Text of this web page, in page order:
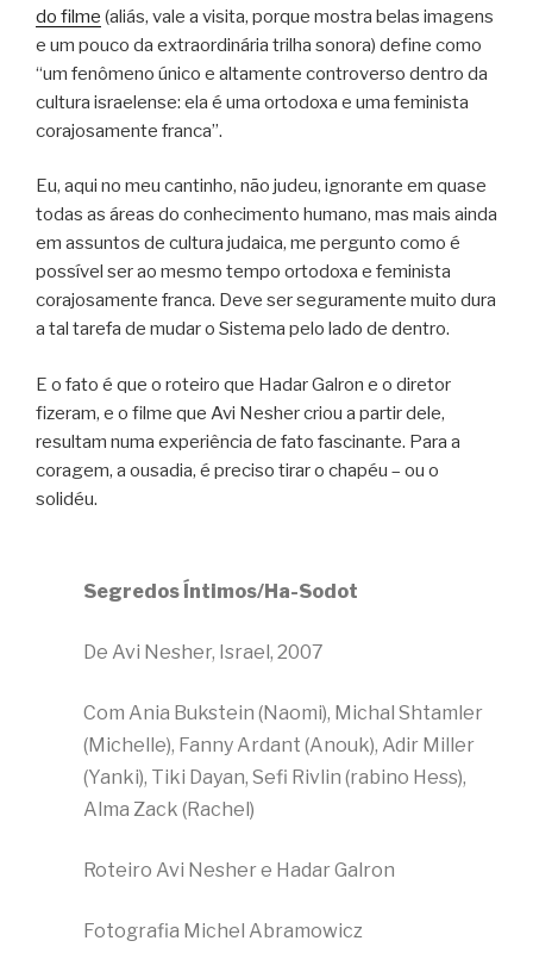
do filme (aliás, vale a visita, porque mostra belas imagens
e um pouco da extraordinária trilha sonora) define como
“um fenômeno único e altamente controverso dentro da
cultura israelense: ela é uma ortodoxa e uma feminista
corajosamente franca”.
Eu, aqui no meu cantinho, não judeu, ignorante em quase
todas as áreas do conhecimento humano, mas mais ainda
em assuntos de cultura judaica, me pergunto como é
possível ser ao mesmo tempo ortodoxa e feminista
corajosamente franca. Deve ser seguramente muito dura
a tal tarefa de mudar o Sistema pelo lado de dentro.
E o fato é que o roteiro que Hadar Galron e o diretor
fizeram, e o filme que Avi Nesher criou a partir dele,
resultam numa experiência de fato fascinante. Para a
coragem, a ousadia, é preciso tirar o chapéu – ou o
solidéu.
Segredos Íntimos/Ha-Sodot
De Avi Nesher, Israel, 2007
Com Ania Bukstein (Naomi), Michal Shtamler
(Michelle), Fanny Ardant (Anouk), Adir Miller
(Yanki), Tiki Dayan, Sefi Rivlin (rabino Hess),
Alma Zack (Rachel)
Roteiro Avi Nesher e Hadar Galron
Fotografia Michel Abramowicz